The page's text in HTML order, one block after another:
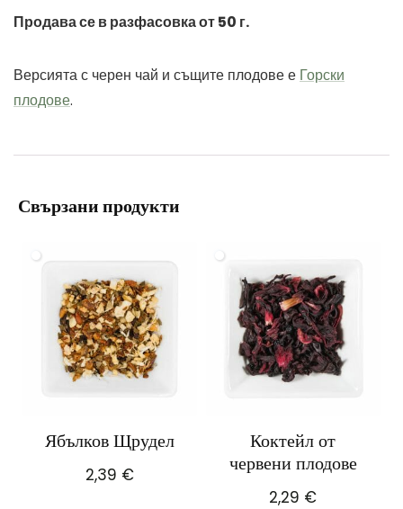
Продава се в разфасовка от 50 г.
Версията с черен чай и същите плодове е Горски
плодове.
Свързани продукти
Ябълков Щрудел
2,39 €
Коктейл от
червени плодове
2,29 €